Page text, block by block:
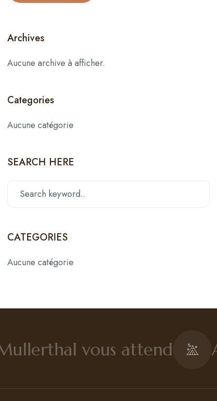
Archives
Aucune archive à afficher.
Categories
Aucune catégorie
SEARCH HERE
CATEGORIES
Aucune catégorie
vous attend